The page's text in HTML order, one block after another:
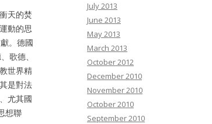
天的焚
動的思
。德國
歌德、
世界精
是對法
尤其國
想聯
July 2013
June 2013
May 2013
March 2013
October 2012
December 2010
November 2010
October 2010
September 2010